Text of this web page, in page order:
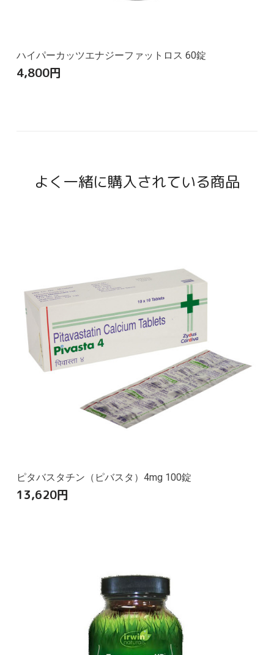
ハイパーカッツエナジーファットロス 60錠
4,800円
よく一緒に購入されている商品
ピタバスタチン（ピバスタ）4mg 100錠
13,620円